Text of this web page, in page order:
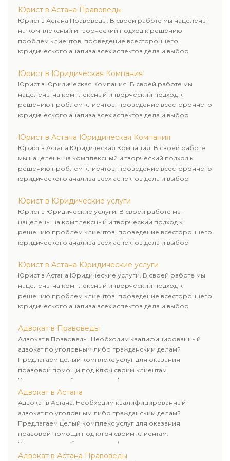
Юрист в Астана Правоведы
Юрист в Астана Правоведы. В своей работе мы нацелены
на комплексный и творческий подход к решению
проблем клиентов, проведение всестороннего
юридического анализа всех аспектов дела и выбор
Юрист в Юридическая Компания
Юрист в Юридическая Компания. В своей работе мы
нацелены на комплексный и творческий подход к
решению проблем клиентов, проведение всестороннего
юридического анализа всех аспектов дела и выбор
Юрист в Астана Юридическая Компания
Юрист в Астана Юридическая Компания. В своей работе
мы нацелены на комплексный и творческий подход к
решению проблем клиентов, проведение всестороннего
юридического анализа всех аспектов дела и выбор
Юрист в Юридические услуги
Юрист в Юридические услуги. В своей работе мы
нацелены на комплексный и творческий подход к
решению проблем клиентов, проведение всестороннего
юридического анализа всех аспектов дела и выбор
Юрист в Астана Юридические услуги
Юрист в Астана Юридические услуги. В своей работе мы
нацелены на комплексный и творческий подход к
решению проблем клиентов, проведение всестороннего
юридического анализа всех аспектов дела и выбор
Адвокат в Правоведы
Адвокат в Правоведы. Необходим квалифицированный
адвокат по уголовным либо гражданским делам?
Предлагаем целый комплекс услуг для оказания
правовой помощи под ключ своим клиентам.
Комплексное обслуживание физических и юридических
лиц. Индивидуальный подход к каждому клиенту.
Адвокат в Астана
Адвокат в Астана. Необходим квалифицированный
адвокат по уголовным либо гражданским делам?
Предлагаем целый комплекс услуг для оказания
правовой помощи под ключ своим клиентам.
Комплексное обслуживание физических и юридических
лиц. Индивидуальный подход к каждому клиенту.
Адвокат в Астана Правоведы